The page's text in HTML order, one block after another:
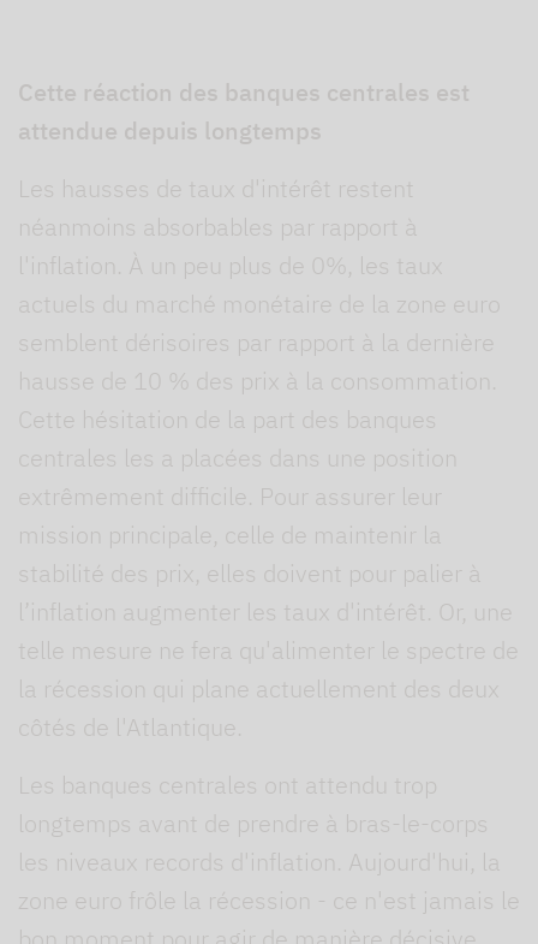
Cette réaction des banques centrales est
attendue depuis longtemps
Les hausses de taux d'intérêt restent
néanmoins absorbables par rapport à
l'inflation. À un peu plus de 0%, les taux
actuels du marché monétaire de la zone euro
semblent dérisoires par rapport à la dernière
hausse de 10 % des prix à la consommation.
Cette hésitation de la part des banques
centrales les a placées dans une position
extrêmement difficile. Pour assurer leur
mission principale, celle de maintenir la
stabilité des prix, elles doivent pour palier à
l’inflation augmenter les taux d'intérêt. Or, une
telle mesure ne fera qu'alimenter le spectre de
la récession qui plane actuellement des deux
côtés de l'Atlantique.
Les banques centrales ont attendu trop
longtemps avant de prendre à bras-le-corps
les niveaux records d'inflation. Aujourd'hui, la
zone euro frôle la récession - ce n'est jamais le